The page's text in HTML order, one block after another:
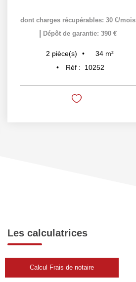
dont charges récupérables: 30 €/mois
Dépôt de garantie: 390 €
2 pièce(s) 34 m²
Réf :
10252
Les calculatrices
Calcul Frais de notaire